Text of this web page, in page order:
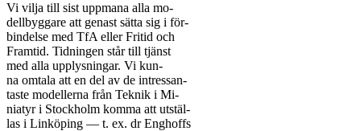
Vi vilja till sist uppmana alla mo-
dellbyggare att genast sätta sig i för-
bindelse med TfA eller Fritid och
Framtid. Tidningen står till tjänst
med alla upplysningar. Vi kun-
na omtala att en del av de intressan-
taste modellerna från Teknik i Mi-
niatyr i Stockholm komma att utstäl-
las i Linköping — t. ex. dr Enghoffs